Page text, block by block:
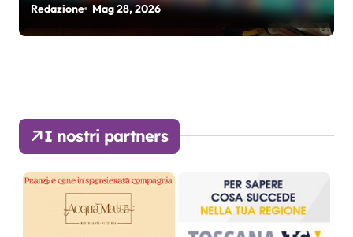
Redazione Mag 28, 2026
I nostri partners